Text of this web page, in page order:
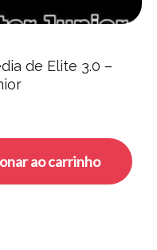
de Elite 3.0 –
ao carrinho